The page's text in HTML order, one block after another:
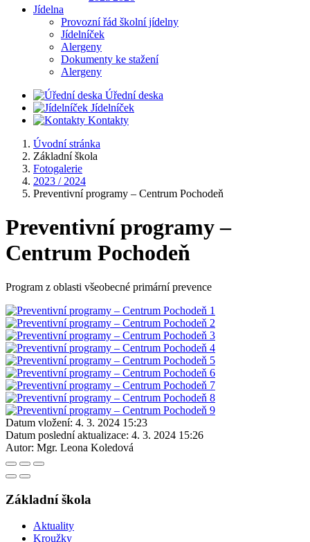
Jídelna
Provozní řád školní jídelny
Jídelníček
Alergeny
Dokumenty ke stažení
Alergeny
Úřední deska
Jídelníček
Kontakty
Úvodní stránka
Základní škola
Fotogalerie
2023 / 2024
Preventivní programy – Centrum Pochodeň
Preventivní programy –
Centrum Pochodeň
Program z oblasti všeobecné primární prevence
Datum vložení: 4. 3. 2024 15:23
Datum poslední aktualizace: 4. 3. 2024 15:26
Autor: Mgr. Leona Koledová
Základní škola
Aktuality
Kroužky